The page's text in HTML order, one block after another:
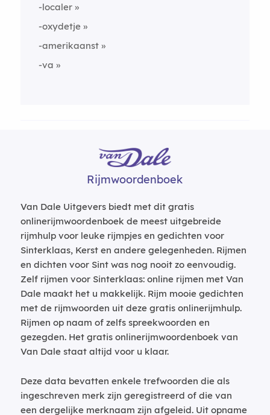
-localer
-oxydetje
-amerikaanst
-va
Rijmwoordenboek
Van Dale Uitgevers biedt met dit gratis
onlinerijmwoordenboek de meest uitgebreide
rijmhulp voor leuke rijmpjes en gedichten voor
Sinterklaas, Kerst en andere gelegenheden. Rijmen
en dichten voor Sint was nog nooit zo eenvoudig.
Zelf rijmen voor Sinterklaas: online rijmen met Van
Dale maakt het u makkelijk. Rijm mooie gedichten
met de rijmwoorden uit deze gratis onlinerijmhulp.
Rijmen op naam of zelfs spreekwoorden en
gezegden. Het gratis onlinerijmwoordenboek van
Van Dale staat altijd voor u klaar.
Deze data bevatten enkele trefwoorden die als
ingeschreven merk zijn geregistreerd of die van
een dergelijke merknaam zijn afgeleid. Uit opname